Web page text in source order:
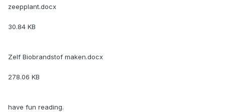
zeepplant.docx
30.84 KB
Zelf Biobrandstof maken.docx
278.06 KB
have fun reading.